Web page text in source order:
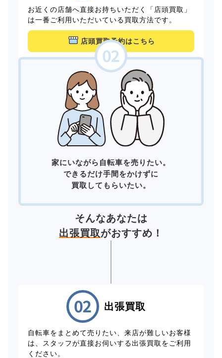
お近くの店舗へ直接お持ちいただく「店頭買取」
は一番ご利用いただいている買取方法です。
店頭買取予約はこちら
家にいながら自転車を売りたい。
できるだけ手間をかけずに
買取してもらいたい。
そんなあなたは
出張買取がおすすめ！
出張買取
自転車をまとめて売りたい、来店が難しいお客様
は、スタッフが直接お伺いする出張買取をご利用
ください。